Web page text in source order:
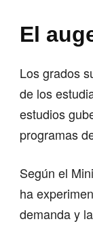
El
Los grados
de los
estudios
programas
Según el
ha
demanda y